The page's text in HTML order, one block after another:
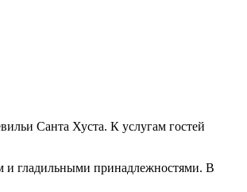
Санта Хуста. К услугам гостей
и гладильными принадлежностями. В